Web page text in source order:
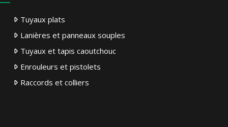
Tuyaux plats
Lanières et panneaux souples
Tuyaux et tapis caoutchouc
Enrouleurs et pistolets
Raccords et colliers